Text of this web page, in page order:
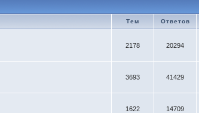
Тем Ответов
2178 20294
3693 41429
1622 14709